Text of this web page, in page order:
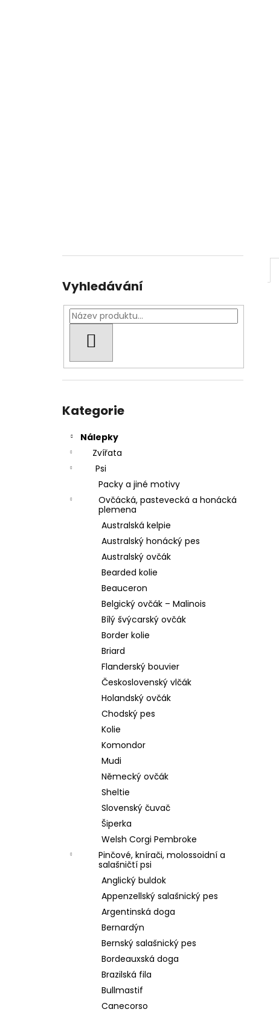
Vyhledávání
kategorie
Kategorie
Nálepky
Zvířata
Psi
Packy a jiné motivy
Ovčácká, pastevecká a honácká
plemena
Australská kelpie
Australský honácký pes
Australský ovčák
Bearded kolie
Beauceron
Belgický ovčák – Malinois
Bílý švýcarský ovčák
Border kolie
Briard
Flanderský bouvier
Československý vlčák
Holandský ovčák
Chodský pes
Kolie
Komondor
Mudi
Německý ovčák
Sheltie
Slovenský čuvač
Šiperka
Welsh Corgi Pembroke
Pinčové, knírači, molossoidní a
salašničtí psi
Anglický buldok
Appenzellský salašnický pes
Argentinská doga
Bernardýn
Bernský salašnický pes
Bordeauxská doga
Brazilská fila
Bullmastif
Canecorso